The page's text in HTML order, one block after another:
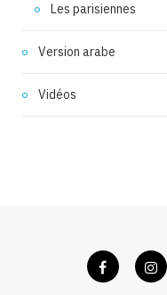
Les parisiennes
Version arabe
Vidéos